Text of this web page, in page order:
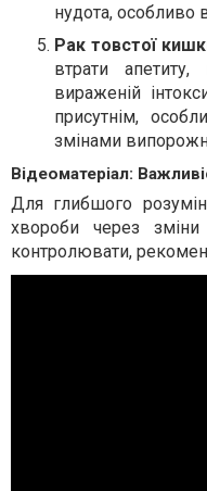
нудота, особливо
Рак товстої
втрати
вираженій
присутнім,
змінами
Відеоматеріал:
Для глибшого
хвороби через
контролювати,